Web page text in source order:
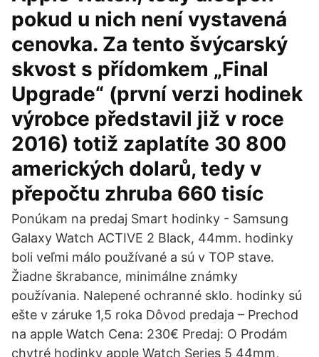
pokud u nich není vystavená
cenovka. Za tento švýcarský
skvost s přídomkem „Final
Upgrade“ (první verzi hodinek
výrobce představil již v roce
2016) totiž zaplatíte 30 800
amerických dolarů, tedy v
přepočtu zhruba 660 tisíc
Ponúkam na predaj Smart hodinky - Samsung
Galaxy Watch ACTIVE 2 Black, 44mm. hodinky
boli veľmi málo používané a sú v TOP stave.
Žiadne škrabance, minimálne známky
používania. Nalepené ochranné sklo. hodinky sú
ešte v záruke 1,5 roka Dôvod predaja – Prechod
na apple Watch Cena: 230€ Predaj: O Prodám
chytré hodinky apple Watch Series 5 44mm,